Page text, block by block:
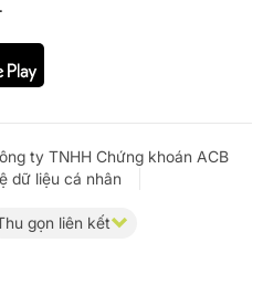
ty TNHH Chứng khoán ACB
dữ liệu cá nhân
gọn liên kết